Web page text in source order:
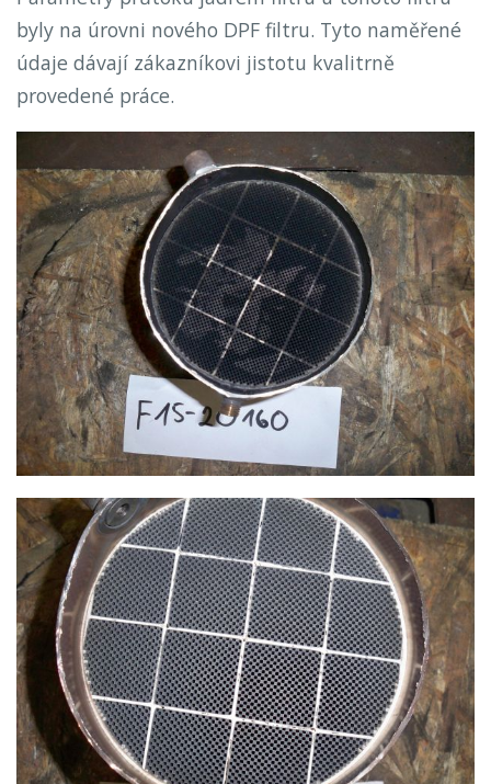
byly na úrovni nového DPF filtru. Tyto naměřené
údaje dávají zákazníkovi jistotu kvalitrně
provedené práce.